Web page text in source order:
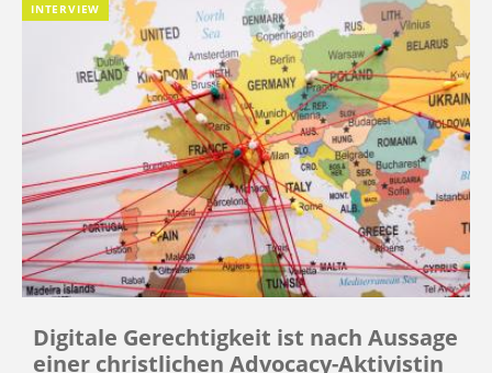
INTERVIEW
Digitale Gerechtigkeit ist nach Aussage
einer christlichen Advocacy-Aktivistin